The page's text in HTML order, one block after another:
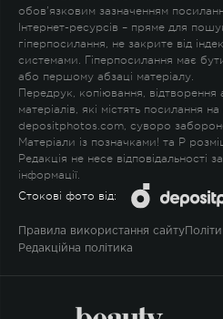
обов'язковим зазначенням
Інтернет-ресурсів – пряме для
гіперпосилання, не закрите від
системами. Гіперпосилання має
або першому абзаці матеріалу.
Передрук, копіювання,
матеріалів, які містять посилання
depositphotos.com, суворо
Матеріали із позначками! та P
Редакція не несе відповідальності
інформації.
Стокові фото від:
Правила використання сайту
Редакційна політика